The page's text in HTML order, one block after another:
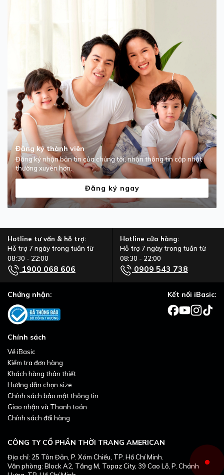
Đăng ký thành viên
Đăng ký nhận bản tin của chúng tôi, nhận thông tin cập nhật
thường xuyên hơn.
Đăng ký ngay
Hotline tư vấn & hỗ trợ:
Hỗ trợ 7 ngày trong tuần từ
08:30 - 22:00
1900 068 606
Hotline cửa hàng:
Hỗ trợ 7 ngày trong tuần từ
08:30 - 22:00
0909 543 738
CÔNG TY CỔ PHẦN THỜI TRANG AMERICAN
Địa chỉ: 25 Tôn Đản, P. Xóm Chiếu, TP. Hồ Chí Minh.
Văn phòng: Block A2, Tầng M, Topaz City, 39 Cao Lỗ, P. Chánh
Chính sách
Về iBasic
Kiểm tra đơn hàng
Khách hàng thân thiết
Hướng dẫn chọn size
Chính sách bảo mật thông tin
Giao nhận và Thanh toán
Chính sách đổi hàng
Chứng nhận: Kết nối iBasic: